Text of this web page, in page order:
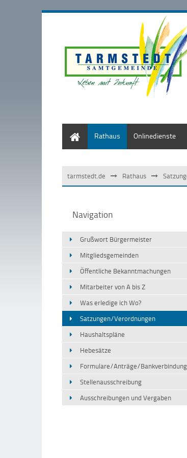
Rathaus Onlinedienste
tarmstedt.de Rathaus
Navigation
Grußwort Bürgermeister
Mitgliedsgemeinden
Öffentliche Bekanntmachungen
Mitarbeiter von A bis Z
Was erledige ich Wo?
Satzungen/Verordnungen
Haushaltspläne
Hebesätze
Formulare/Anträge/Bankverbindung
Stellenausschreibung
Ausschreibungen und Vergaben